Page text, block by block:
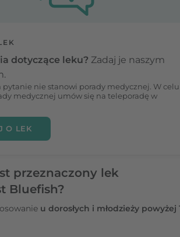
dotyczące leku? Zadaj je naszym
pytanie nie stanowi porady medycznej. W celu
medycznej umów się na teleporadę w
O LEK
przeznaczony lek
Bluefish?
u dorosłych i młodzieży powyżej